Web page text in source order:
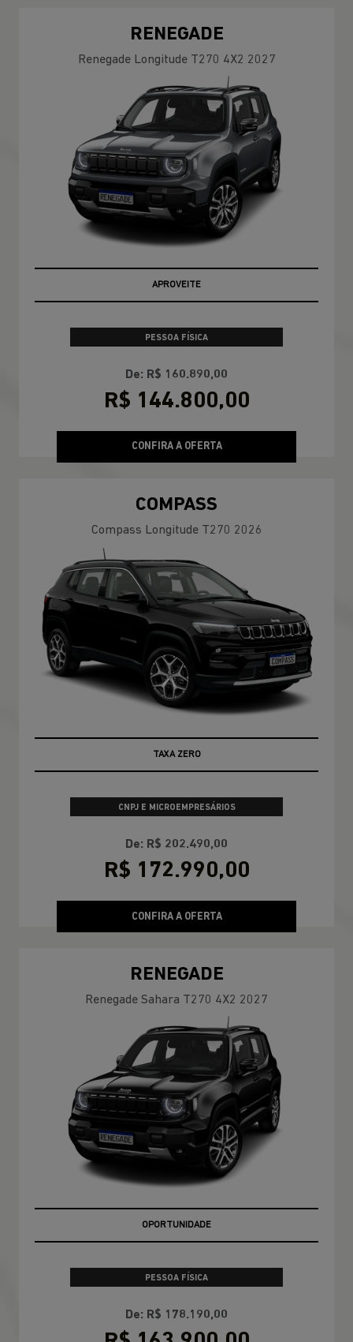
RENEGADE
Renegade Longitude T270 4X2 2027
APROVEITE
PESSOA FÍSICA
De: R$ 160.890,00
R$ 144.800,00
CONFIRA A OFERTA
COMPASS
Compass Longitude T270 2026
TAXA ZERO
CNPJ E MICROEMPRESÁRIOS
De: R$ 202.490,00
R$ 172.990,00
CONFIRA A OFERTA
RENEGADE
Renegade Sahara T270 4X2 2027
OPORTUNIDADE
PESSOA FÍSICA
De: R$ 178.190,00